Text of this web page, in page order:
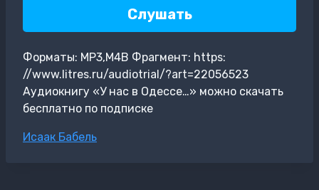
Слушать
Форматы: MP3,M4B Фрагмент: https:
//www.litres.ru/audiotrial/?art=22056523
Аудиокнигу «У нас в Одессе…» можно скачать
бесплатно по подписке
Метки
Исаак Бабель